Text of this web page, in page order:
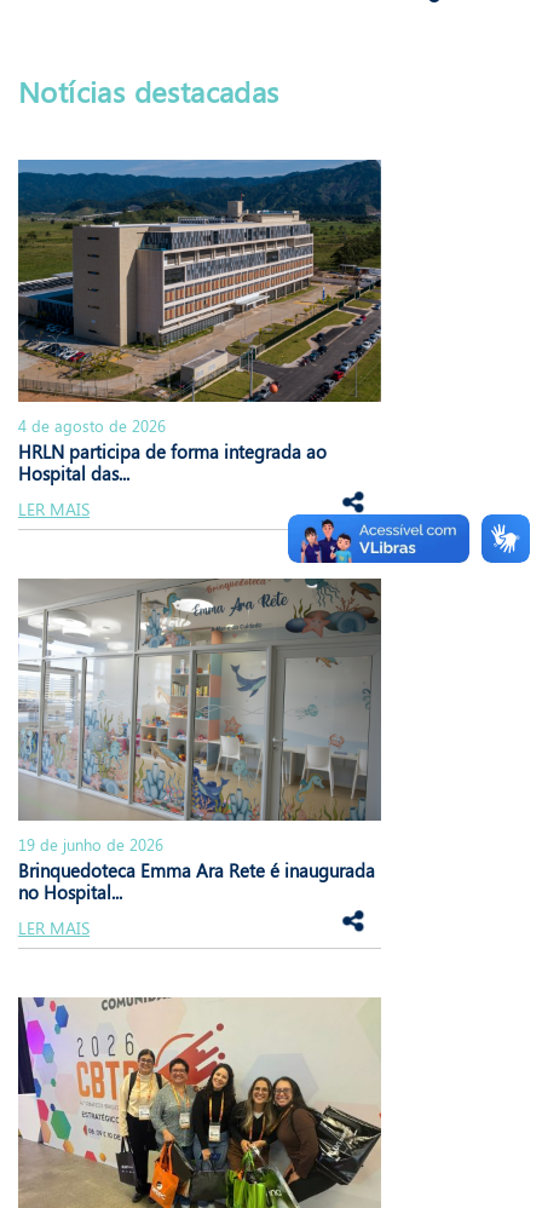
Notícias destacadas
4 de agosto de 2026
HRLN participa de forma integrada ao
Hospital das...
LER MAIS
19 de junho de 2026
Brinquedoteca Emma Ara Rete é inaugurada
no Hospital...
LER MAIS